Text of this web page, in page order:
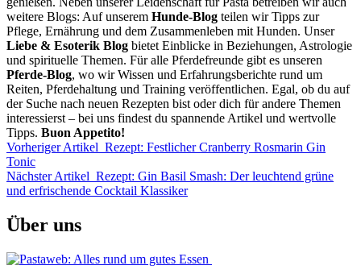
weitere Blogs: Auf unserem Hunde-Blog teilen wir Tipps zur
Pflege, Ernährung und dem Zusammenleben mit Hunden. Unser
Liebe & Esoterik Blog bietet Einblicke in Beziehungen, Astrologie
und spirituelle Themen. Für alle Pferdefreunde gibt es unseren
Pferde-Blog, wo wir Wissen und Erfahrungsberichte rund um
Reiten, Pferdehaltung und Training veröffentlichen. Egal, ob du auf
der Suche nach neuen Rezepten bist oder dich für andere Themen
interessierst – bei uns findest du spannende Artikel und wertvolle
Tipps. Buon Appetito!
Vorheriger Artikel Rezept: Festlicher Cranberry Rosmarin Gin
Tonic
Nächster Artikel Rezept: Gin Basil Smash: Der leuchtend grüne
und erfrischende Cocktail Klassiker
Über uns